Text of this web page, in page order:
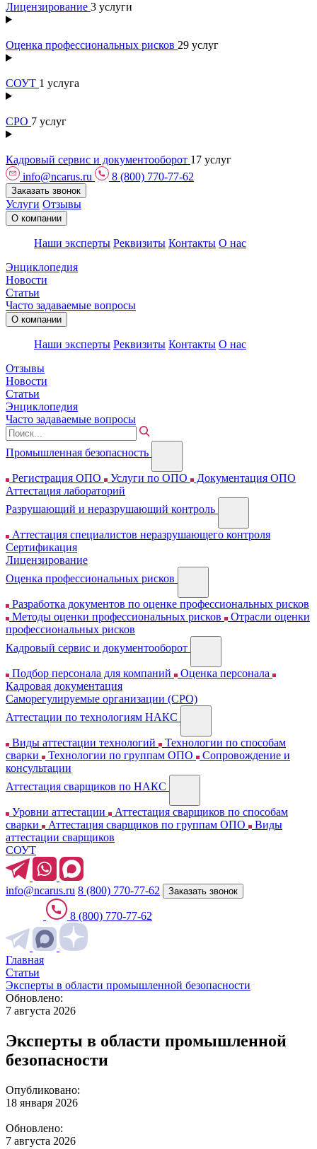
Лицензирование 3 услуги
Оценка профессиональных рисков 29 услуг
СОУТ 1 услуга
СРО 7 услуг
Кадровый сервис и документооборот 17 услуг
info@ncarus.ru
8 (800) 770-77-62
Заказать звонок
Услуги Отзывы
О компании
Наши эксперты Реквизиты Контакты О нас
Энциклопедия
Новости
Статьи
Часто задаваемые вопросы
О компании
Наши эксперты Реквизиты Контакты О нас
Отзывы
Новости
Статьи
Энциклопедия
Часто задаваемые вопросы
Промышленная безопасность
Регистрация ОПО Услуги по ОПО
Документация ОПО
Аттестация лабораторий
Разрушающий и неразрушающий контроль
Аттестация специалистов неразрушающего контроля
Сертификация
Лицензирование
Оценка профессиональных рисков
Разработка документов по оценке профессиональных рисков
Методы оценки профессиональных рисков
Отрасли оценки
профессиональных рисков
Кадровый сервис и документооборот
Подбор персонала для компаний
Оценка персонала
Кадровая документация
Cаморегулируемые организации (СРО)
Аттестации по технологиям НАКС
Виды аттестации технологий
Технологии по способам
сварки
Технологии по группам ОПО
Сопровождение и
консультации
Аттестация сварщиков по НАКС
Уровни аттестации
Аттестация сварщиков по способам
сварки
Аттестация сварщиков по группам ОПО
Виды
аттестации сварщиков
СОУТ
info@ncarus.ru 8 (800) 770-77-62 Заказать звонок
8 (800) 770-77-62
Главная
Статьи
Эксперты в области промышленной безопасности
Обновлено:
7 августа 2026
Эксперты в области промышленной
безопасности
Опубликовано:
18 января 2026
Обновлено:
7 августа 2026